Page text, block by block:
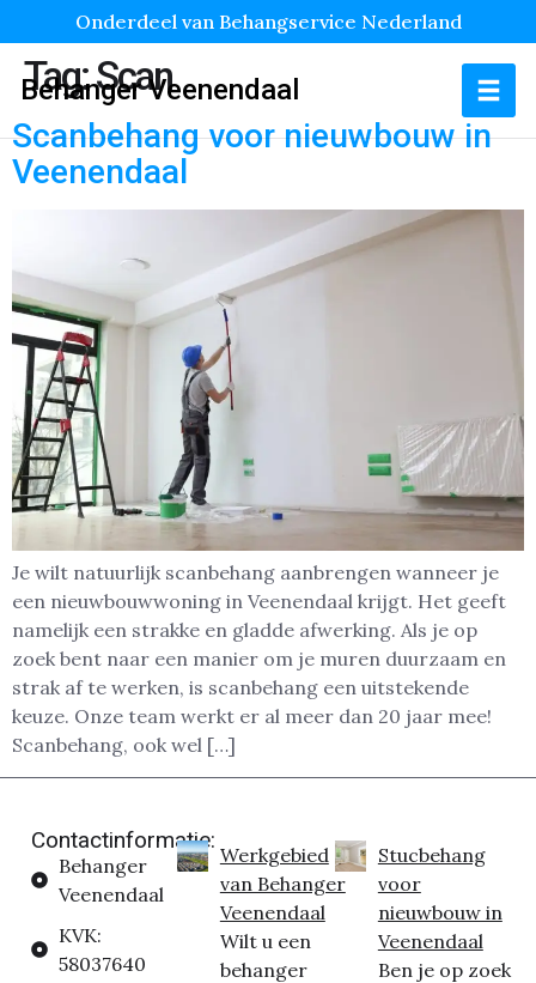
Onderdeel van Behangservice Nederland
Behanger Veenendaal
Tag:Scan
Scanbehang voor nieuwbouw in
Veenendaal
Je wilt natuurlijk scanbehang aanbrengen wanneer je
een nieuwbouwwoning in Veenendaal krijgt. Het geeft
namelijk een strakke en gladde afwerking. Als je op
zoek bent naar een manier om je muren duurzaam en
strak af te werken, is scanbehang een uitstekende
keuze. Onze team werkt er al meer dan 20 jaar mee!
Scanbehang, ook wel […]
Contactinformatie:
Behanger
Veenendaal
KVK:
58037640
Werkgebied
van Behanger
Veenendaal
Wilt u een
behanger
Stucbehang
voor
nieuwbouw in
Veenendaal
Ben je op zoek